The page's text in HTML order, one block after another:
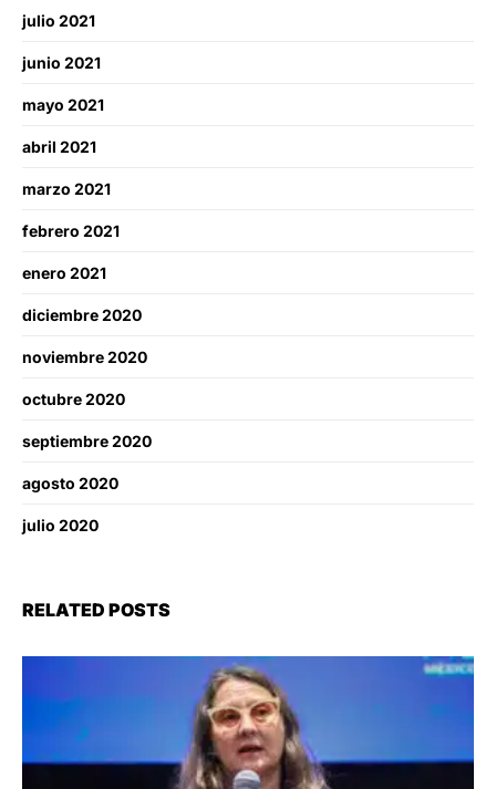
julio 2021
junio 2021
mayo 2021
abril 2021
marzo 2021
febrero 2021
enero 2021
diciembre 2020
noviembre 2020
octubre 2020
septiembre 2020
agosto 2020
julio 2020
RELATED POSTS